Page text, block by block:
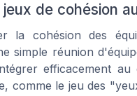
jeux de cohésion
la cohésion des
simple réunion
efficacement
comme le jeu des